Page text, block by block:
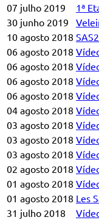
07 julho 2019
1ª
30 junho 2019
10 agosto 2018
06 agosto 2018
06 agosto 2018
06 agosto 2018
06 agosto 2018
04 agosto 2018
03 agosto 2018
03 agosto 2018
03 agosto 2018
02 agosto 2018
01 agosto 2018
01 agosto 2018 Les
31 julho 2018